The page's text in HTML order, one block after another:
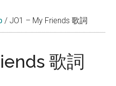
/ JO1 – My Friends 歌詞
歌詞